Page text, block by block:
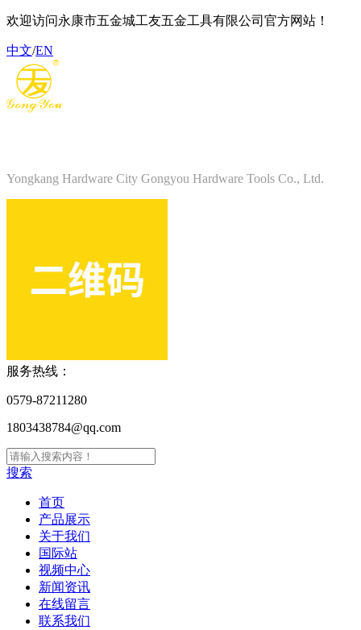
欢迎访问永康市五金城工友五金工具有限公司官方网站！
中文/EN
Yongkang Hardware City Gongyou Hardware Tools Co., Ltd.
服务热线：
0579-87211280
1803438784@qq.com
搜索
首页
产品展示
关于我们
国际站
视频中心
新闻资讯
在线留言
联系我们